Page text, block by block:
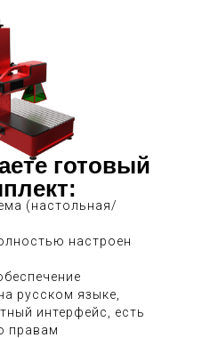
(настольная/
настроен
русском языке,
интерфейс, есть
правам
готовый